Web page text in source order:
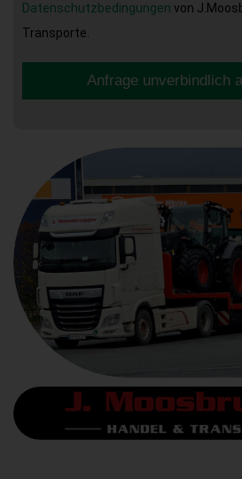
Datenschutzbedingungen von
Transporte.
Anfrage unverbindlich